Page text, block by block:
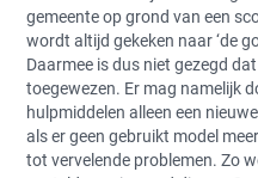
gemeente op grond van een
wordt altijd gekeken naar ‘de
Daarmee is dus niet gezegd
toegewezen. Er mag namelijk
hulpmiddelen alleen een
als er geen gebruikt model
tot vervelende problemen. Zo